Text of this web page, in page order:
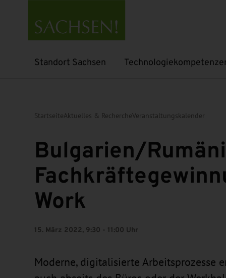
Standort Sachsen
Untermenü öffnen Untermenü öffnen
StartseiteAktuelles & RechercheVeranstaltungskalender
Bulgarien/
Work
15. März 2022, 9:30 - 11:00 Uhr
Moderne, digitalisierte Arbeitsprozesse